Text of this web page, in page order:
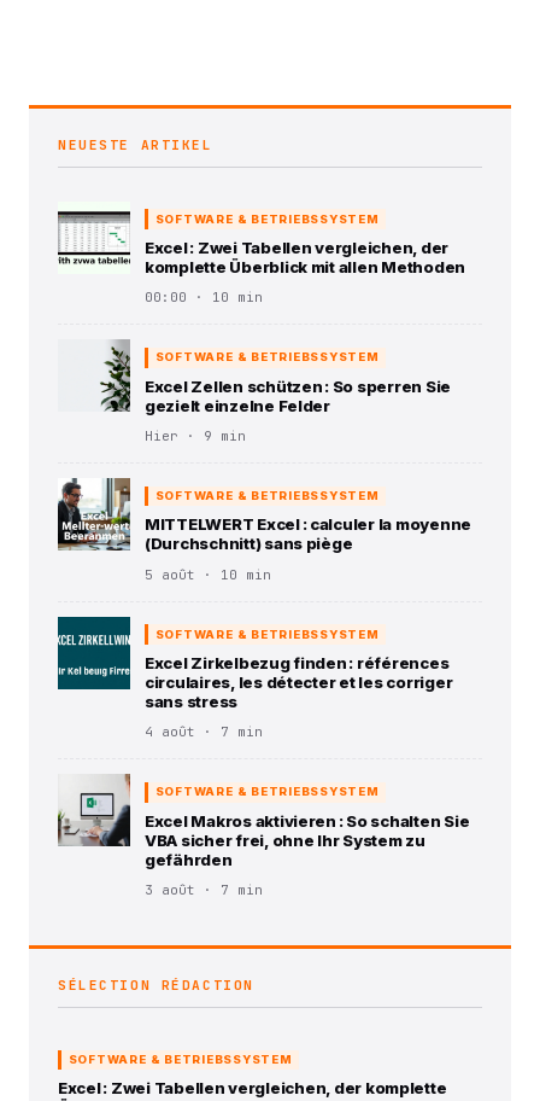
NEUESTE ARTIKEL
SOFTWARE & BETRIEBSSYSTEM
Excel : Zwei Tabellen vergleichen, der
komplette Überblick mit allen Methoden
00:00 · 10 min
SOFTWARE & BETRIEBSSYSTEM
Excel Zellen schützen : So sperren Sie
gezielt einzelne Felder
Hier · 9 min
SOFTWARE & BETRIEBSSYSTEM
MITTELWERT Excel : calculer la moyenne
(Durchschnitt) sans piège
5 août · 10 min
SOFTWARE & BETRIEBSSYSTEM
Excel Zirkelbezug finden : références
circulaires, les détecter et les corriger
sans stress
4 août · 7 min
SOFTWARE & BETRIEBSSYSTEM
Excel Makros aktivieren : So schalten Sie
VBA sicher frei, ohne Ihr System zu
gefährden
3 août · 7 min
SÉLECTION RÉDACTION
SOFTWARE & BETRIEBSSYSTEM
Excel : Zwei Tabellen vergleichen, der komplette